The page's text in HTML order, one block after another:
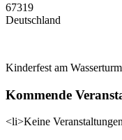
67319
Deutschland
Kinderfest am Wasserturm
Kommende
<li>Keine